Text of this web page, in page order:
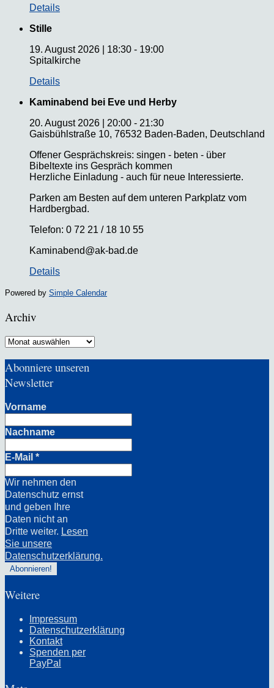
Details
Stille
19. August 2026
18:30 - 19:00
Spitalkirche
Details
Kaminabend bei Eve und Herby
20. August 2026
20:00 - 21:30
Gaisbühlstraße 10, 76532 Baden-Baden, Deutschland
Offener Gesprächskreis: singen - beten - über
Bibeltexte ins Gespräch kommen
Herzliche Einladung - auch für neue Interessierte.
Parken am Besten auf dem unteren Parkplatz vom
Hardbergbad.
Telefon: 0 72 21 / 18 10 55
Kaminabend@ak-bad.de
Details
Powered by Simple Calendar
Archiv
Archiv
Abonniere unseren
Newsletter
Vorname
Nachname
E-Mail *
Wir nehmen den
Datenschutz ernst
und geben Ihre
Daten nicht an
Dritte weiter. Lesen
Sie unsere
Datenschutzerklärung.
Weitere
Impressum
Datenschutzerklärung
Kontakt
Spenden per
PayPal